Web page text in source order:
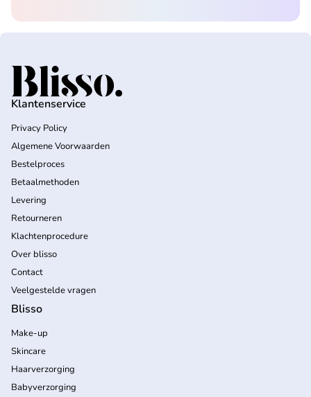
Home
Klantenservice
Privacy Policy
Algemene Voorwaarden
Bestelproces
Betaalmethoden
Levering
Retourneren
Klachtenprocedure
Over blisso
Contact
Veelgestelde vragen
Blisso
Make-up
Skincare
Haarverzorging
Babyverzorging